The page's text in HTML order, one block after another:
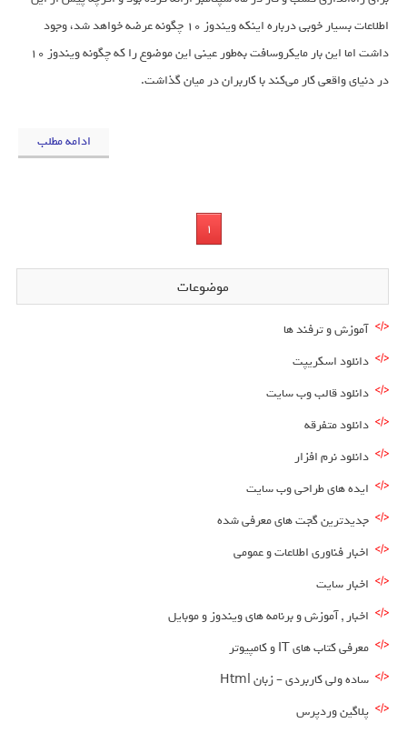
اطلاعات بسیار خوبی درباره اینکه ویندوز ۱۰ چگونه عرضه خواهد شد، وجود
داشت اما این بار مایکروسافت به‌طور عینی این موضوع را که چگونه ویندوز ۱۰
در دنیای واقعی کار می‌کند با کاربران در میان گذاشت.
ادامه مطلب
1
موضوعات
آموزش و ترفند ها
دانلود اسکریپت
دانلود قالب وب سایت
دانلود متفرقه
دانلود نرم افزار
ایده های طراحی وب سایت
جدیدترین گجت های معرفی شده
اخبار فناوری اطلاعات و عمومی
اخبار سایت
اخبار , آموزش و برنامه های ویندوز و موبایل
معرفی کتاب های IT و کامپیوتر
ساده ولی کاربردی – زبان Html
پلاگین وردپرس